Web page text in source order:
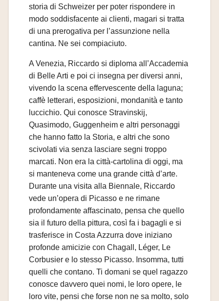
storia di Schweizer per poter rispondere in
modo soddisfacente ai clienti, magari si tratta
di una prerogativa per l’assunzione nella
cantina. Ne sei compiaciuto.
A Venezia, Riccardo si diploma all’Accademia
di Belle Arti e poi ci insegna per diversi anni,
vivendo la scena effervescente della laguna;
caffè letterari, esposizioni, mondanità e tanto
luccichio. Qui conosce Stravinskij,
Quasimodo, Guggenheim e altri personaggi
che hanno fatto la Storia, e altri che sono
scivolati via senza lasciare segni troppo
marcati. Non era la città-cartolina di oggi, ma
si manteneva come una grande città d’arte.
Durante una visita alla Biennale, Riccardo
vede un’opera di Picasso e ne rimane
profondamente affascinato, pensa che quello
sia il futuro della pittura, così fa i bagagli e si
trasferisce in Costa Azzurra dove iniziano
profonde amicizie con Chagall, Léger, Le
Corbusier e lo stesso Picasso. Insomma, tutti
quelli che contano. Ti domani se quel ragazzo
conosce davvero quei nomi, le loro opere, le
loro vite, pensi che forse non ne sa molto, solo